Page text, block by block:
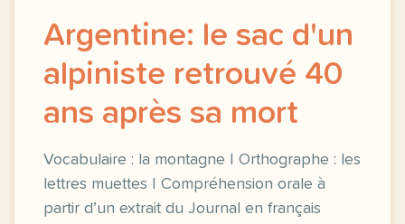
Argentine: le sac d'un
alpiniste retrouvé 40
ans après sa mort
Vocabulaire : la montagne | Orthographe : les
lettres muettes | Compréhension orale à
partir d’un extrait du Journal en français